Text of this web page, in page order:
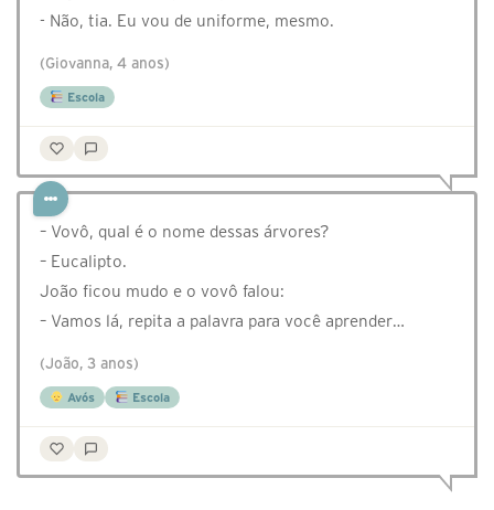
- Não, tia. Eu vou de uniforme, mesmo.
(Giovanna, 4 anos)
Escola
– Vovô, qual é o nome dessas árvores?
– Eucalipto.
João ficou mudo e o vovô falou:
– Vamos lá, repita a palavra para você aprender…
(João, 3 anos)
Avós Escola